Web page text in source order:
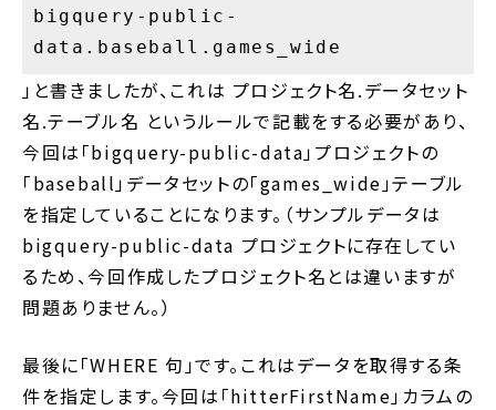
bigquery-public-
data.baseball.games_wide
」と書きましたが、これは プロジェクト名.データセット
名.テーブル名 というルールで記載をする必要があり、
今回は「bigquery-public-data」プロジェクトの
「baseball」データセットの「games_wide」テーブル
を指定していることになります。（サンプルデータは
bigquery-public-data プロジェクトに存在してい
るため、今回作成したプロジェクト名とは違いますが
問題ありません。）
最後に「WHERE 句」です。これはデータを取得する条
件を指定します。今回は「hitterFirstName」カラムの